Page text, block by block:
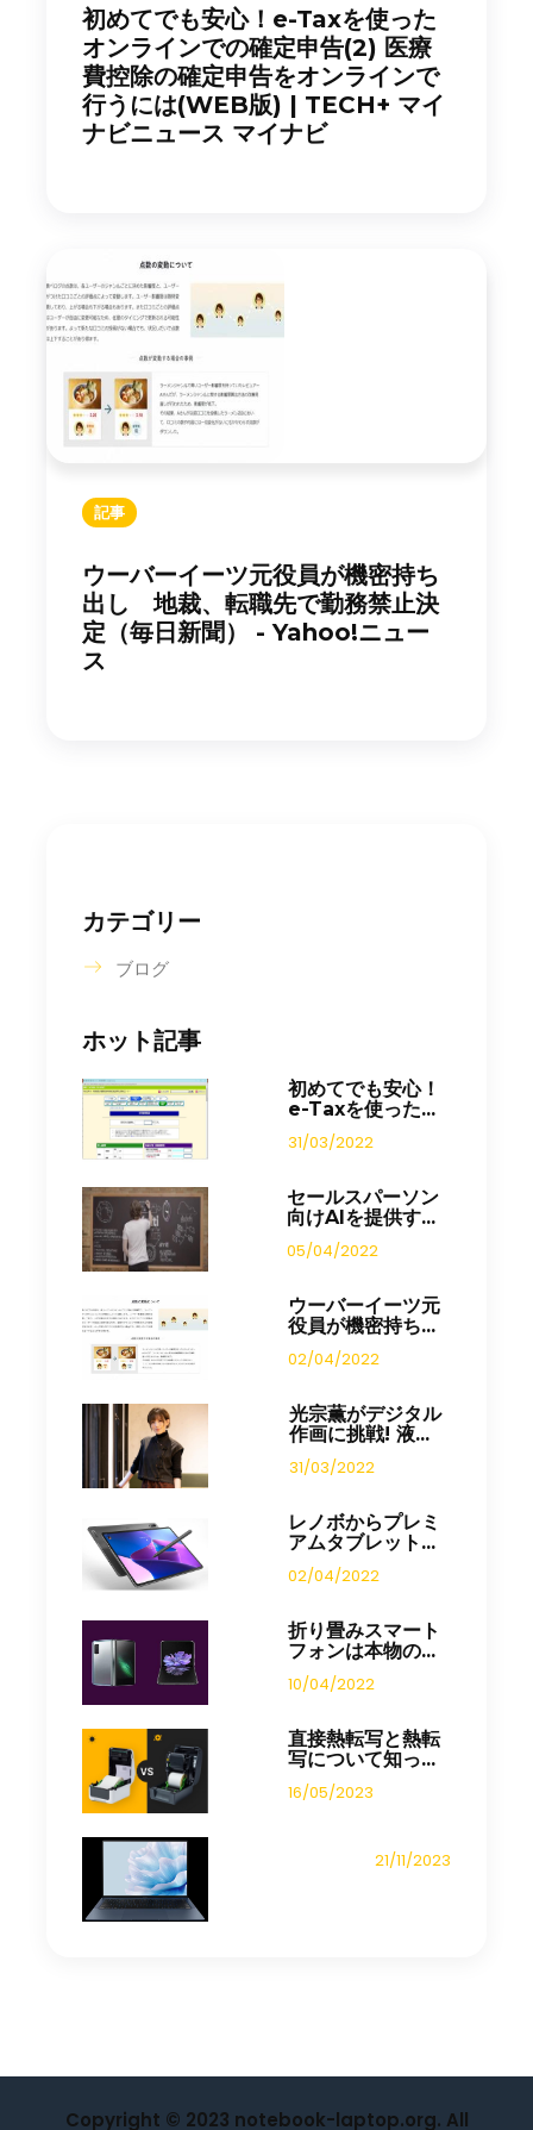
初めてでも安心！e-Taxを使った
オンラインでの確定申告(2) 医療
費控除の確定申告をオンラインで
行うには(WEB版) | TECH+ マイ
ナビニュース マイナビ
記事
ウーバーイーツ元役員が機密持ち
出し 地裁、転職先で勤務禁止決
定（毎日新聞） - Yahoo!ニュー
ス
カテゴリー
ブログ
ホット記事
初めてでも安心！
e-Taxを使った...
31/03/2022
セールスパーソン
向けAIを提供す...
05/04/2022
ウーバーイーツ元
役員が機密持ち...
02/04/2022
光宗薫がデジタル
作画に挑戦! 液...
31/03/2022
レノボからプレミ
アムタブレット...
02/04/2022
折り畳みスマート
フォンは本物の...
10/04/2022
直接熱転写と熱転
写について知っ...
16/05/2023
21/11/2023
Copyright © 2023 notebook-laptop.org. All